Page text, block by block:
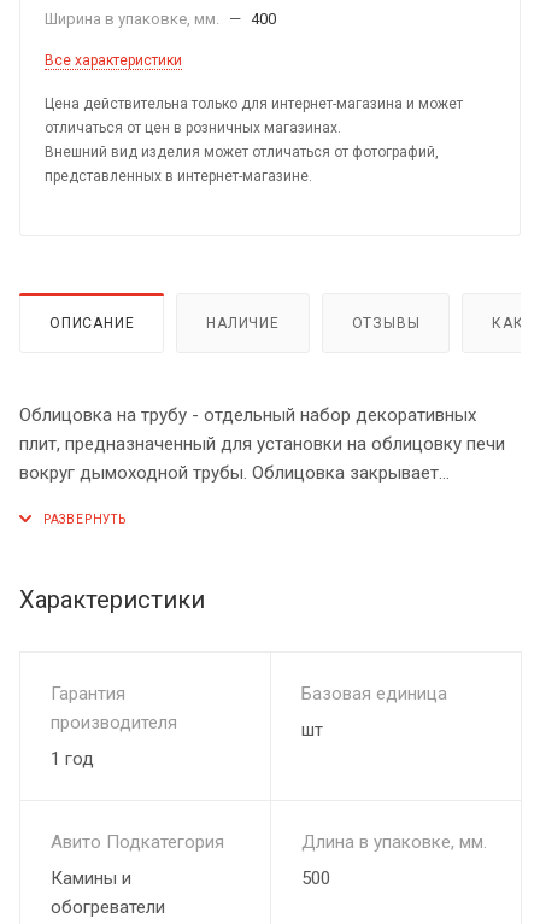
Ширина в упаковке, мм.
— 400
Все характеристики
Цена действительна только для интернет-магазина и может
отличаться от цен в розничных магазинах.
Внешний вид изделия может отличаться от фотографий,
представленных в интернет-магазине.
ОПИСАНИЕ НАЛИЧИЕ ОТЗЫВЫ КАК
Облицовка на трубу - отдельный набор декоративных
плит, предназначенный для установки на облицовку печи
вокруг дымоходной трубы. Облицовка закрывает
сендвич-трубу, не только останавливая ИК излучение от
Если в комплект печи включён чугунный шиберный блок -
Характеристики
Гарантия
производителя
1 год
Базовая единица
шт
Авито Подкатегория
Камины и
обогреватели
Длина в упаковке, мм.
500